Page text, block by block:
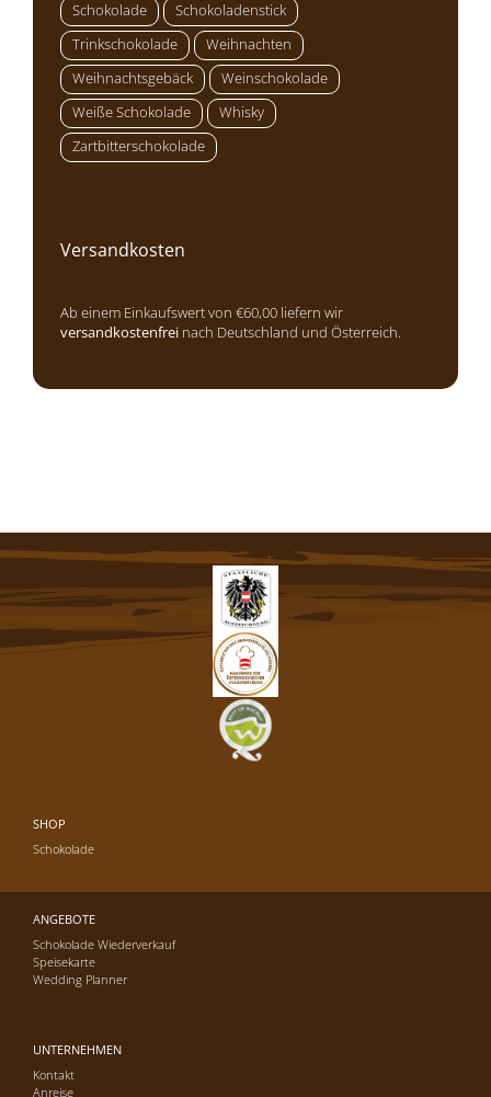
Schokolade
Schokoladenstick
Trinkschokolade
Weihnachten
Weihnachtsgebäck
Weinschokolade
Weiße Schokolade
Whisky
Zartbitterschokolade
Versandkosten
Ab einem Einkaufswert von €60,00 liefern wir
versandkostenfrei nach Deutschland und Österreich.
SHOP
Schokolade
ANGEBOTE
Schokolade Wiederverkauf
Speisekarte
Wedding Planner
UNTERNEHMEN
Kontakt
Anreise